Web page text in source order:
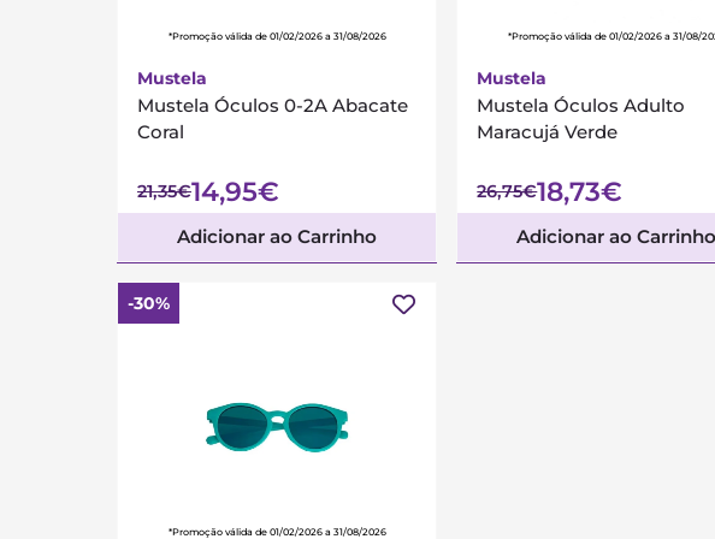
*Promoção válida de 01/02/2026 a 31/08/2026
Mustela
Mustela Óculos 0-2A Abacate
Coral
21,35€14,95€
Adicionar ao Carrinho
*Promoção válida de 01/02/2026 a 31/08/
Mustela
Mustela Óculos Adulto
Maracujá Verde
26,75€18,73€
Adicionar ao
-30%
*Promoção válida de 01/02/2026 a 31/08/2026